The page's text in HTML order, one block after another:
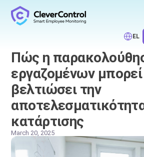
EL
Πώς η
εργαζομένων
βελτιώσει την
κατάρτισης
March 20, 2025